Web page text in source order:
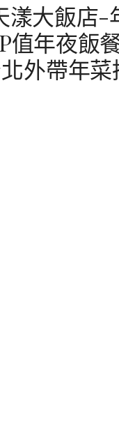
漾大飯店-
值年夜飯
外帶年菜